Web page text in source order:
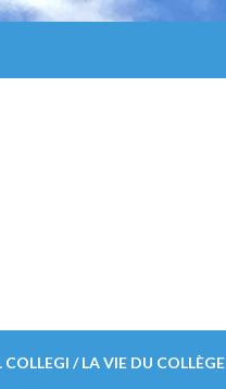
/ LA VIE DU COLLÈGE